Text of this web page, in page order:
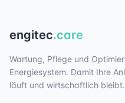
engitec.care
Wartung, Pflege und
Energiesystem. Damit Ihre
läuft und wirtschaftlich bleibt.